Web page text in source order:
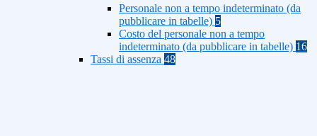
Personale non a tempo indeterminato (da
pubblicare in tabelle) 5
Costo del personale non a tempo
indeterminato (da pubblicare in tabelle) 16
Tassi di assenza 48